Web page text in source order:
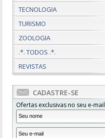
TECNOLOGIA
TURISMO
ZOOLOGIA
.*. TODOS .*.
REVISTAS
CADASTRE-SE
Ofertas exclusivas no seu e-mail